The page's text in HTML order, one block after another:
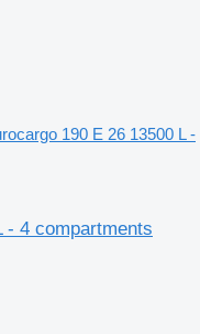
190 E 26 13500 L -
- 4 compartments